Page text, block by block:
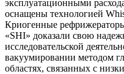
эксплуатационными
оснащены технологией
Криогенные
«SHI» доказали свою
исследовательской
вакуумировании методом
областях, связанных с